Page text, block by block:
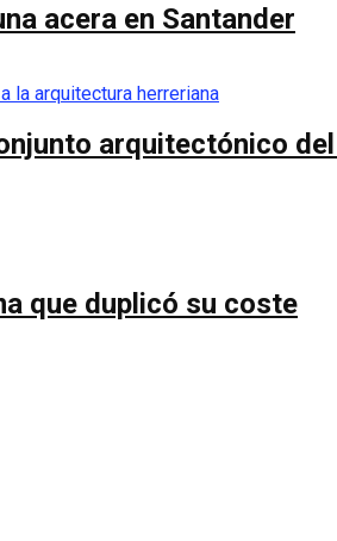
acera en Santander
arquitectónico
que duplicó su coste